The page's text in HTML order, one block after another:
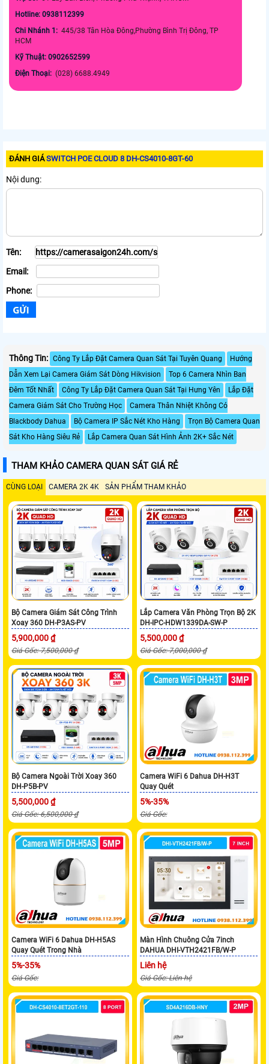
Hotline: 0938112399
Chi Nhánh 1: 445/38 Tân Hòa Đông,Phường Bình Trị Đông, TP
HCM
Kỹ Thuật: 0902652599
Điện Thoại: (028) 6688.4949
ĐÁNH GIÁSWITCH POE CLOUD 8 DH-CS4010-8GT-60
Nội dung:
Tên:
Email:
Phone:
Thông Tin: Công Ty Lắp Đặt Camera Quan Sát Tại Tuyên Quang
Hướng
Dẫn Xem Lại Camera Giám Sát Dòng Hikvision
Top 6 Camera Nhìn Ban
Đêm Tốt Nhất
Công Ty Lắp Đặt Camera Quan Sát Tại Hưng Yên
Lắp Đặt
Camera Giám Sát Cho Trường Học
Camera Thân Nhiệt Không Có
Blackbody Dahua
Bộ Camera IP Sắc Nét Kho Hàng
Trọn Bộ Camera Quan
Sát Kho Hàng Siêu Rẻ
Lắp Camera Quan Sát Hình Ảnh 2K+ Sắc Nét
THAM KHẢO CAMERA QUAN SÁT GIÁ RẺ
CÙNG LOẠI CAMERA 2K 4K SẢN PHẨM THAM KHẢO
Bộ Camera Giám Sát Công Trình
Xoay 360 DH-P3AS-PV
5,900,000 ₫
Giá Gốc: 7,500,000 ₫
Lắp Camera Văn Phòng Trọn Bộ 2K
DH-IPC-HDW1339DA-SW-P
5,500,000 ₫
Giá Gốc: 7,000,000 ₫
Bộ Camera Ngoài Trời Xoay 360
DH-P5B-PV
5,500,000 ₫
Giá Gốc: 6,500,000 ₫
Camera WiFi 6 Dahua DH-H3T
Quay Quét
5%-35%
Giá Gốc:
Camera WiFi 6 Dahua DH-H5AS
Quay Quét Trong Nhà
5%-35%
Giá Gốc:
Màn Hình Chuông Cửa 7inch
DAHUA DHI-VTH2421FB/W-P
Liên hệ
Giá Gốc: Liên hệ